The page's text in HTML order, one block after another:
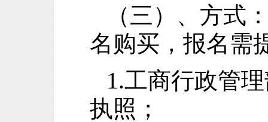
（三）、方式
名购买，报名需
1.工商行政管
执照；